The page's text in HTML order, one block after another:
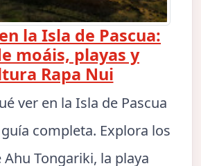
la Isla de Pascua:
moáis, playas y
Rapa Nui
ver en la Isla de Pascua
completa. Explora los
Tongariki, la playa